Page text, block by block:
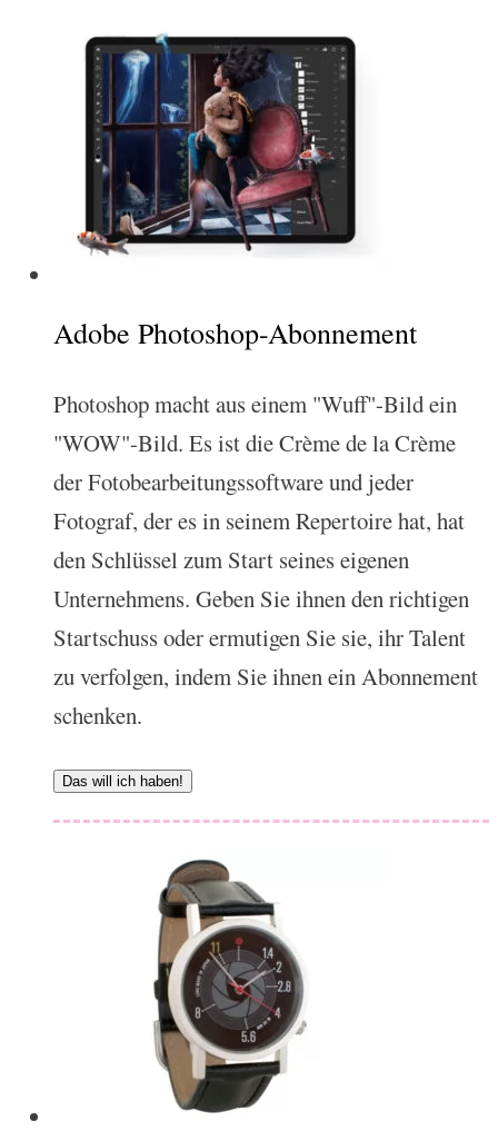
Adobe Photoshop-Abonnement
Photoshop macht aus einem "Wuff"-Bild ein
"WOW"-Bild. Es ist die Crème de la Crème
der Fotobearbeitungssoftware und jeder
Fotograf, der es in seinem Repertoire hat, hat
den Schlüssel zum Start seines eigenen
Unternehmens. Geben Sie ihnen den richtigen
Startschuss oder ermutigen Sie sie, ihr Talent
zu verfolgen, indem Sie ihnen ein Abonnement
schenken.
Das will ich haben!